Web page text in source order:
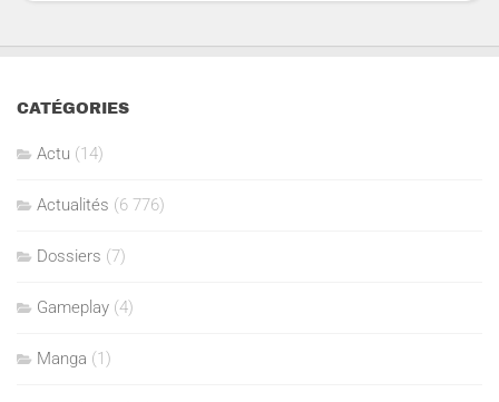
CATÉGORIES
Actu (14)
Actualités (6 776)
Dossiers (7)
Gameplay (4)
Manga (1)